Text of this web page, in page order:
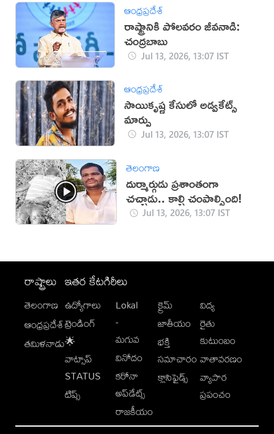
ఆంధ్రప్రదేశ్
రాష్ట్రానికి పోలవరం జీవనాడి:
చంద్రబాబు
Jul 13, 2026, 13:07 IST
ఆంధ్రప్రదేశ్
సాయికృష్ణ కేసులో అడ్వకేట్స్
మార్పు
Jul 13, 2026, 13:07 IST
తెలంగాణ
దుర్మార్గుడు ప్రశాంతంగా
చచ్చాడు.. కాల్చి చంపాల్సింది!
Jul 13, 2026, 13:07 IST
రాష్ట్రాలు
తెలంగాణ
ఆంధ్రప్రదేశ్
తమిళనాడు
ఇతర కేటగిరీలు
ఉద్యోగాలు
ట్రెండింగ్
🌟
వాట్సాప్
STATUS
టిప్స్
Lokal
-
మగువ
వినోదం
కరోనా
అప్‌డేట్స్
రాజకీయం
క్రైమ్
జాతీయం
భక్తి
సమాచారం
క్లాసిఫైడ్స్
విద్య
రైతు
కుటుంబం
వాతావరణం
వ్యాపార
ప్రపంచం